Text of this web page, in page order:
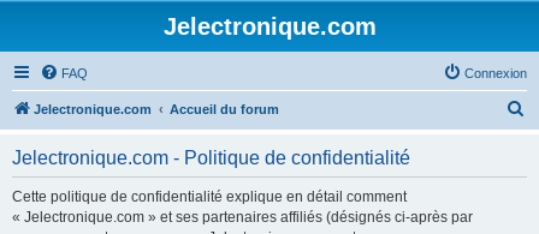
Jelectronique.com
FAQ Connexion
Jelectronique.com Accueil du forum
Jelectronique.com - Politique de confidentialité
Cette politique de confidentialité explique en détail comment
« Jelectronique.com » et ses partenaires affiliés (désignés ci-après par